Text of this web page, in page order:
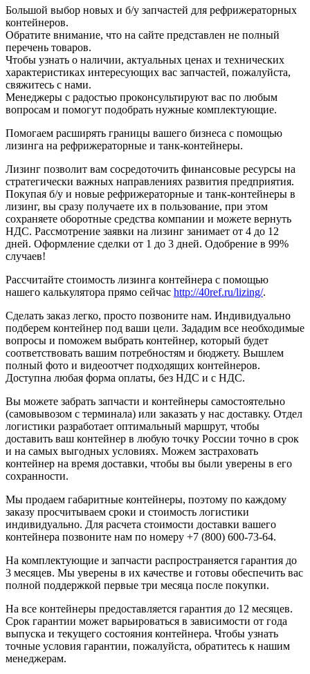
Большой выбор новых и б/у запчастей для рефрижераторных
контейнеров.
Обратите внимание, что на сайте представлен не полный
перечень товаров.
Чтобы узнать о наличии, актуальных ценах и технических
характеристиках интересующих вас запчастей, пожалуйста,
свяжитесь с нами.
Менеджеры с радостью проконсультируют вас по любым
вопросам и помогут подобрать нужные комплектующие.
Помогаем расширять границы вашего бизнеса с помощью
лизинга на рефрижераторные и танк-контейнеры.
Лизинг позволит вам сосредоточить финансовые ресурсы на
стратегически важных направлениях развития предприятия.
Покупая б/у и новые рефрижераторные и танк-контейнеры в
лизинг, вы сразу получаете их в пользование, при этом
сохраняете оборотные средства компании и можете вернуть
НДС. Рассмотрение заявки на лизинг занимает от 4 до 12
дней. Оформление сделки от 1 до 3 дней. Одобрение в 99%
случаев!
Рассчитайте стоимость лизинга контейнера с помощью
нашего калькулятора прямо сейчас http://40ref.ru/lizing/.
Сделать заказ легко, просто позвоните нам. Индивидуально
подберем контейнер под ваши цели. Зададим все необходимые
вопросы и поможем выбрать контейнер, который будет
соответствовать вашим потребностям и бюджету. Вышлем
полный фото и видеоотчет подходящих контейнеров.
Доступна любая форма оплаты, без НДС и с НДС.
Вы можете забрать запчасти и контейнеры самостоятельно
(самовывозом с терминала) или заказать у нас доставку. Отдел
логистики разработает оптимальный маршрут, чтобы
доставить ваш контейнер в любую точку России точно в срок
и на самых выгодных условиях. Можем застраховать
контейнер на время доставки, чтобы вы были уверены в его
сохранности.
Мы продаем габаритные контейнеры, поэтому по каждому
заказу просчитываем сроки и стоимость логистики
индивидуально. Для расчета стоимости доставки вашего
контейнера позвоните нам по номеру +7 (800) 600-73-64.
На комплектующие и запчасти распространяется гарантия до
3 месяцев. Мы уверены в их качестве и готовы обеспечить вас
полной поддержкой первые три месяца после покупки.
На все контейнеры предоставляется гарантия до 12 месяцев.
Срок гарантии может варьироваться в зависимости от года
выпуска и текущего состояния контейнера. Чтобы узнать
точные условия гарантии, пожалуйста, обратитесь к нашим
менеджерам.